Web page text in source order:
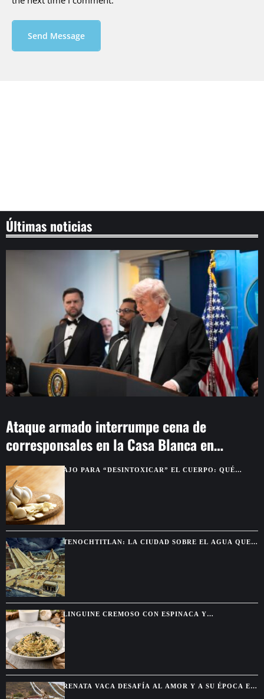
Send Message
Últimas noticias
Ataque armado interrumpe cena de
corresponsales en la Casa Blanca en
WashingtonAJO PARA “DESINTOXICAR” EL CUERPO: QUÉ
TENOCHTITLAN: LA CIUDAD SOBRE EL AGUA QUE
DEJÓ SIN PALABRAS A LOS CONQUISTADORES
LINGUINE CREMOSO CON ESPINACA Y
ALCACHOFA, UNA PASTA FÁCIL CON SABOR DE
RESTAURANTE
RENATA VACA DESAFÍA AL AMOR Y A SU ÉPOCA EN
LA NUEVA SERIE DE NETFLIX